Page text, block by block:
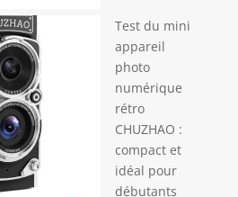
Test du mini
appareil
photo
numérique
rétro
CHUZHAO :
compact et
idéal pour
débutants